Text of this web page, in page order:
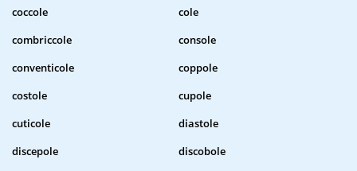
coccole
cole
combriccole
console
conventicole
coppole
costole
cupole
cuticole
diastole
discepole
discobole